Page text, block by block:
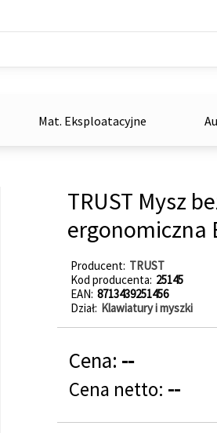
Mat. Eksploatacyjne
TRUST Mysz
ergonomiczna
Producent TRUST
Kod producenta 25145
EAN 8713439251456
Dział Klawiatury i myszki
Cena: --
Cena netto: --